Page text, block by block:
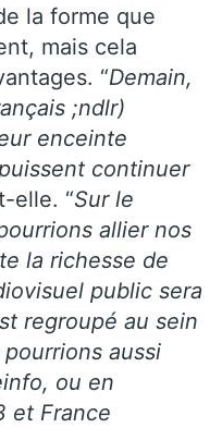
la forme que
mais cela
“Demain,
;ndlr)
enceinte
continuer
elle. “Sur le
allier nos
la richesse de
public sera
regroupé au sein
pourrions aussi
ou en
et France